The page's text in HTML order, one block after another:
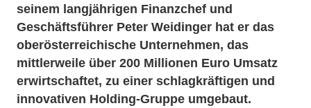
seinem langjährigen Finanzchef und
Geschäftsführer Peter Weidinger hat er das
oberösterreichische Unternehmen, das
mittlerweile über 200 Millionen Euro Umsatz
erwirtschaftet, zu einer schlagkräftigen und
innovativen Holding-Gruppe umgebaut.